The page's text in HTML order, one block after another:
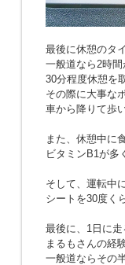
最後に休憩のタ
一般道なら2時
30分程度休憩を
その際に大事な
車から降りて歩
また、休憩中に
ビタミンB1が多
そして、運転中
シートを30度く
最後に、1日に走
まるもさんの経
一般道ならその